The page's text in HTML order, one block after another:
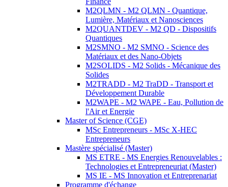
M2QLMN - M2 QLMN - Quantique,
Lumière, Matériaux et Nanosciences
M2QUANTDEV - M2 QD - Dispositifs
Quantiques
M2SMNO - M2 SMNO - Science des
Matériaux et des Nano-Objets
M2SOLIDS - M2 Solids - Mécanique des
Solides
M2TRADD - M2 TraDD - Transport et
Développement Durable
M2WAPE - M2 WAPE - Eau, Pollution de
l'Air et Energie
Master of Science (CGE)
MSc Entrepreneurs - MSc X-HEC
Entrepreneurs
Mastère spécialisé (Master)
MS ETRE - MS Energies Renouvelables :
Technologies et Entrepreneuriat (Master)
MS IE - MS Innovation et Entreprenariat
Programme d'échange